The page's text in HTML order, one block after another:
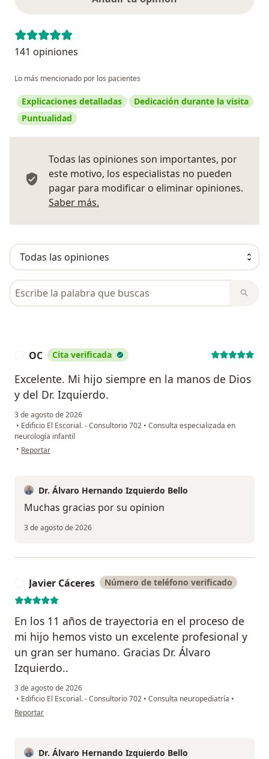
141 opiniones
Lo más mencionado por los pacientes
Explicaciones detalladas
Dedicación durante la visita
Puntualidad
Todas las opiniones son importantes, por
este motivo, los especialistas no pueden
pagar para modificar o eliminar opiniones.
Saber más.
Busca en opiniones
OC Cita verificada
Excelente. Mi hijo siempre en la manos de Dios
y del Dr. Izquierdo.
3 de agosto de 2026
• Edificio El Escorial. - Consultorio 702 • Consulta especializada en
neurología infantil
• en opinión del usuario OC
Reportar
Dr. Álvaro Hernando Izquierdo Bello
Muchas gracias por su opinion
3 de agosto de 2026
Javier Cáceres Número de teléfono verificado
En los 11 años de trayectoria en el proceso de
mi hijo hemos visto un excelente profesional y
un gran ser humano. Gracias Dr. Álvaro
Izquierdo..
3 de agosto de 2026
• Edificio El Escorial. - Consultorio 702 • Consulta neuropediatría •
en opinión del usuario Javier Cáceres
Reportar
Dr. Álvaro Hernando Izquierdo Bello